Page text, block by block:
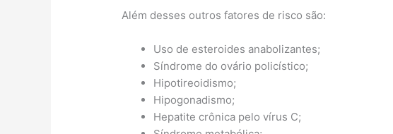
Além desses outros fatores de risco são:
Uso de esteroides anabolizantes;
Síndrome do ovário policístico;
Hipotireoidismo;
Hipogonadismo;
Hepatite crônica pelo vírus C;